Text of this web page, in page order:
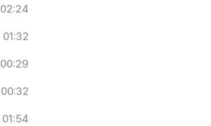
02:24
01:32
00:29
00:32
01:54